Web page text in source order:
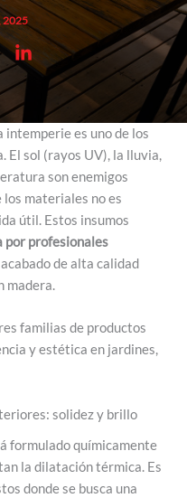
2025
intemperie es uno de los
El sol (rayos UV), la lluvia,
son enemigos
los materiales no es
útil. Estos insumos
por profesionales
de alta calidad
madera.
familias de productos
y estética en jardines,
solidez y brillo
formulado químicamente
la dilatación térmica. Es
donde se busca una